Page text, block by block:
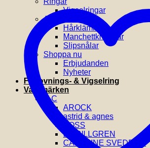
Vigselringar
Accessoarer
Hårklämmor
Manchettknappar
Slipsnålar
Shoppa nu
Erbjudanden
Nyheter
Förlovnings- & Vigselring
Varumärken
A-C
AROCK
astrid & agnes
BOSS
BY BILLGREN
CAROLINE SVEDBOM